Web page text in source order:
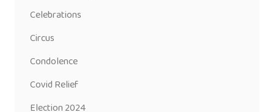
Celebrations
Circus
Condolence
Covid Relief
Election 2024